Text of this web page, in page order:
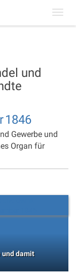
und
1846
Gewerbe und
Organ für
und damit